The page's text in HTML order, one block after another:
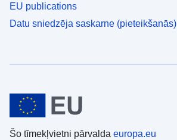
EU publications
Datu sniedzēja saskarne (pieteikšanās)
Šo tīmekļvietni pārvalda europa.eu